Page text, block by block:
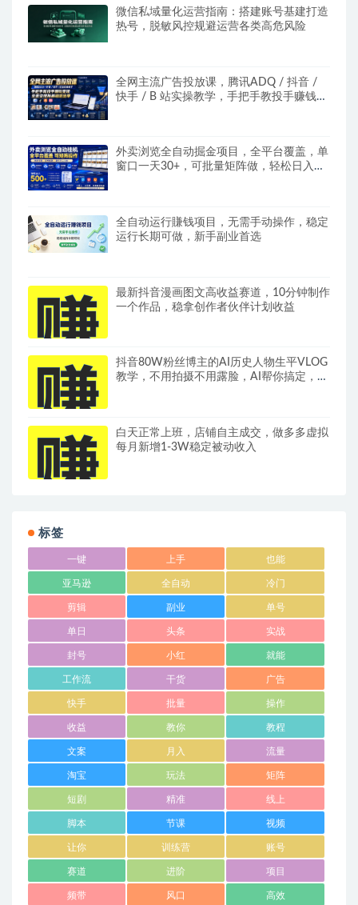
微信私域量化运营指南：搭建账号基建打造
热号，脱敏风控规避运营各类高危风险
全网主流广告投放课，腾讯ADQ / 抖音 /
快手 / B 站实操教学，手把手教投手赚钱变
外卖浏览全自动掘金项目，全平台覆盖，单
窗口一天30+，可批量矩阵做，轻松日入
全自动运行賺钱项目，无需手动操作，稳定
运行长期可做，新手副业首选
最新抖音漫画图文高收益赛道，10分钟制作
一个作品，稳拿创作者伙伴计划收益
抖音80W粉丝博主的AI历史人物生平VLOG
教学，不用拍摄不用露脸，AI帮你搞定，轻
白天正常上班，店铺自主成交，做多多虚拟
每月新增1-3W稳定被动收入
标签
一键 上手 也能
亚马逊 全自动 冷门
剪辑 副业 单号
单日 头条 实战
封号 小红 就能
工作流 干货 广告
快手 批量 操作
收益 教你 教程
文案 月入 流量
淘宝 玩法 矩阵
短剧 精准 线上
脚本 节课 视频
让你 训练营 账号
赛道 进阶 项目
频带 风口 高效